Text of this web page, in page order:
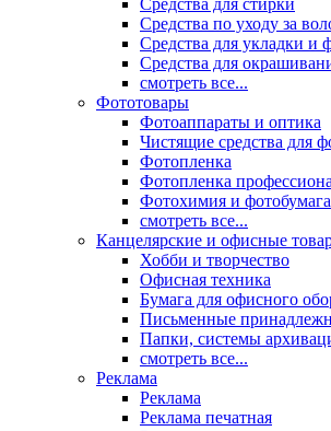
Средства для стирки
Средства по уходу за
Средства для укладки и
Средства для
смотреть все...
Фототовары
Фотоаппараты и оптика
Чистящие средства для
Фотопленка
Фотопленка
Фотохимия и фотобумага
смотреть все...
Канцелярские и офисные
Хобби и творчество
Офисная техника
Бумага для офисного
Письменные
Папки, системы
смотреть все...
Реклама
Реклама
Реклама печатная